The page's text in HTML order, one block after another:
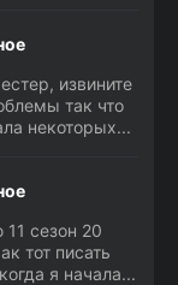
извините
так что
некоторых...
сезон 20
тот писать
я начала...